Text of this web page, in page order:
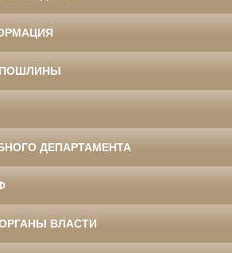
ДЕПАРТАМЕНТА
ВЛАСТИ